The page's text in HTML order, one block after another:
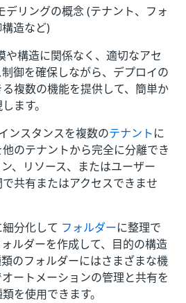
リングの概念 (テナント、フォ
造など)
構造に関係なく、適切なアセ
御を確保しながら、デプロイの
複数の機能を提供して、簡単か
ます。
ンスタンスを複数のテナントに
のテナントから完全に分離でき
、リソース、またはユーザー
共有またはアクセスできませ
分化して フォルダーに整理で
ルダーを作成して、目的の構造
のフォルダーにはさまざまな機
ートメーションの管理と共有を
を使用できます。